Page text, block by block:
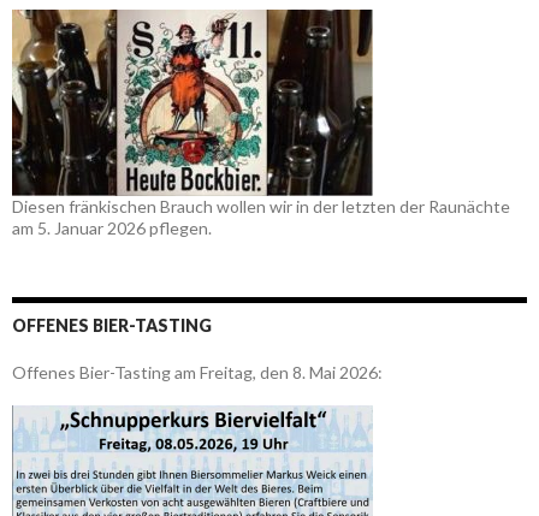
Diesen fränkischen Brauch wollen wir in der letzten der Raunächte
am 5. Januar 2026 pflegen.
OFFENES BIER-TASTING
Offenes Bier-Tasting am Freitag, den 8. Mai 2026: